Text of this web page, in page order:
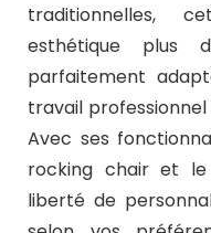
traditionnelles,
esthétique plus
parfaitement
travail
Avec ses
rocking chair et
liberté de